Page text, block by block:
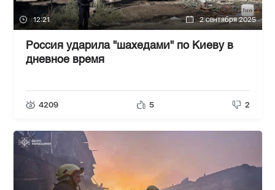
12:21 2 сентября 2025
Россия ударила "шахедами" по Киеву в
дневное время
4209 5 2